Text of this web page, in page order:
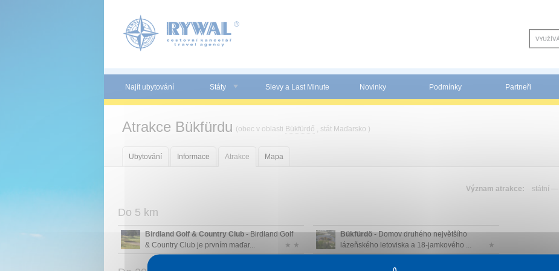
Najít ubytování Státy Slevy a Last Minute Novinky Podmínky Partneři
Atrakce Bükfürdu (obec v oblasti Bükfürdő , stát Maďarsko )
Ubytování Informace Atrakce Mapa
Význam atrakce: státní —
Do 5 km
Birdland Golf & Country Club- Birdland Golf
& Country Club je prvním maďar...
★ ★
Bükfürdö- Domov druhého největšího
lázeňského letoviska a 18-jamkového ...
★